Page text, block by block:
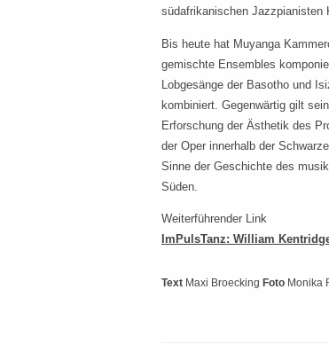
südafrikanischen Jazzpianisten
Bis heute hat Muyanga
gemischte Ensembles
Lobgesänge der Basotho und
kombiniert. Gegenwärtig gilt
Erforschung der Ästhetik des
der Oper innerhalb der
Sinne der Geschichte des
Süden.
Weiterführender Link
ImPulsTanz: William
Text Maxi Broecking Foto Monika